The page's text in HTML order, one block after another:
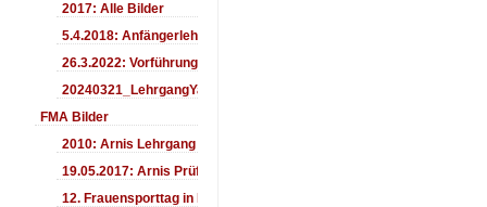
2017: Alle Bilder
5.4.2018: Anfängerlehrgang
26.3.2022: Vorführung
20240321_LehrgangYamashima
FMA Bilder
2010: Arnis Lehrgang
19.05.2017: Arnis Prüfung
12. Frauensporttag in Langenhagen 2017